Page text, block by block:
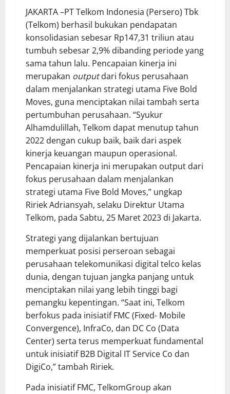
JAKARTA –PT Telkom Indonesia (Persero) Tbk
(Telkom) berhasil bukukan pendapatan
konsolidasian sebesar Rp147,31 triliun atau
tumbuh sebesar 2,9% dibanding periode yang
sama tahun lalu. Pencapaian kinerja ini
merupakan outputdari fokus perusahaan
dalam menjalankan strategi utama Five Bold
Moves, guna menciptakan nilai tambah serta
pertumbuhan perusahaan. “Syukur
Alhamdulillah, Telkom dapat menutup tahun
2022 dengan cukup baik, baik dari aspek
kinerja keuangan maupun operasional.
Pencapaian kinerja ini merupakan output dari
fokus perusahaan dalam menjalankan
strategi utama Five Bold Moves,” ungkap
Ririek Adriansyah, selaku Direktur Utama
Telkom, pada Sabtu, 25 Maret 2023 di Jakarta.
Strategi yang dijalankan bertujuan
memperkuat posisi perseroan sebagai
perusahaan telekomunikasi digital telco kelas
dunia, dengan tujuan jangka panjang untuk
menciptakan nilai yang lebih tinggi bagi
pemangku kepentingan. “Saat ini, Telkom
berfokus pada inisiatif FMC (Fixed- Mobile
Convergence), InfraCo, dan DC Co (Data
Center) serta terus memperkuat fundamental
untuk inisiatif B2B Digital IT Service Co dan
DigiCo,” tambah Ririek.
Pada inisiatif FMC, TelkomGroup akan